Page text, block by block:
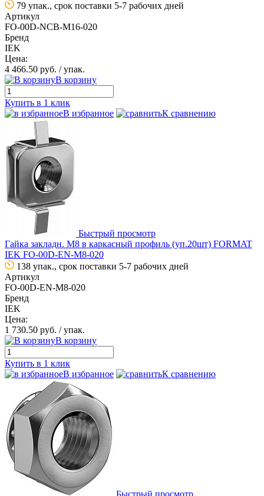
79 упак., срок поставки 5-7 рабочих дней
Артикул
FO-00D-NCB-M16-020
Бренд
IEK
Цена:
4 466.50 руб. / упак.
В корзину
Купить в 1 клик
В избранное
К сравнению
Быстрый просмотр
Гайка закладн. М8 в каркасный профиль (уп.20шт) FORMAT
IEK FO-00D-EN-M8-020
138 упак., срок поставки 5-7 рабочих дней
Артикул
FO-00D-EN-M8-020
Бренд
IEK
Цена:
1 730.50 руб. / упак.
В корзину
Купить в 1 клик
В избранное
К сравнению